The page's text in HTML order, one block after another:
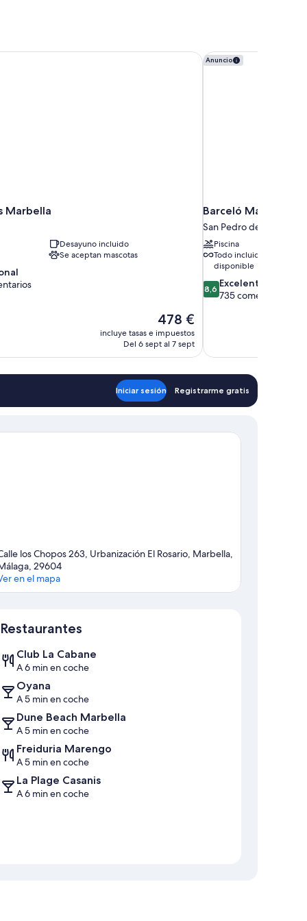
Marbella
Desayuno incluido
Se aceptan mascotas
El
precio
actual
478 €
478 €
incluye tasas e impuestos
Del 6 sept al 7 sept
Anuncio
Barceló Marbella
San Pedro de Alcántara
Piscina
Todo incluido
disponible
8.6
sobre
8,6 Excelente
735 comentarios
Barceló Marbella
Iniciar sesión Registrarme gratis
los Chopos 263, Urbanización El Rosario, Marbella,
29604
en el mapa
Restaurantes
Club La Cabane
A 6 min en coche
Oyana
A 5 min en coche
Dune Beach Marbella
A 5 min en coche
Freiduria Marengo
A 5 min en coche
La Plage Casanis
A 6 min en coche